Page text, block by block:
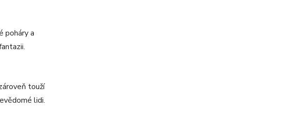
poháry a
touží
lidi.